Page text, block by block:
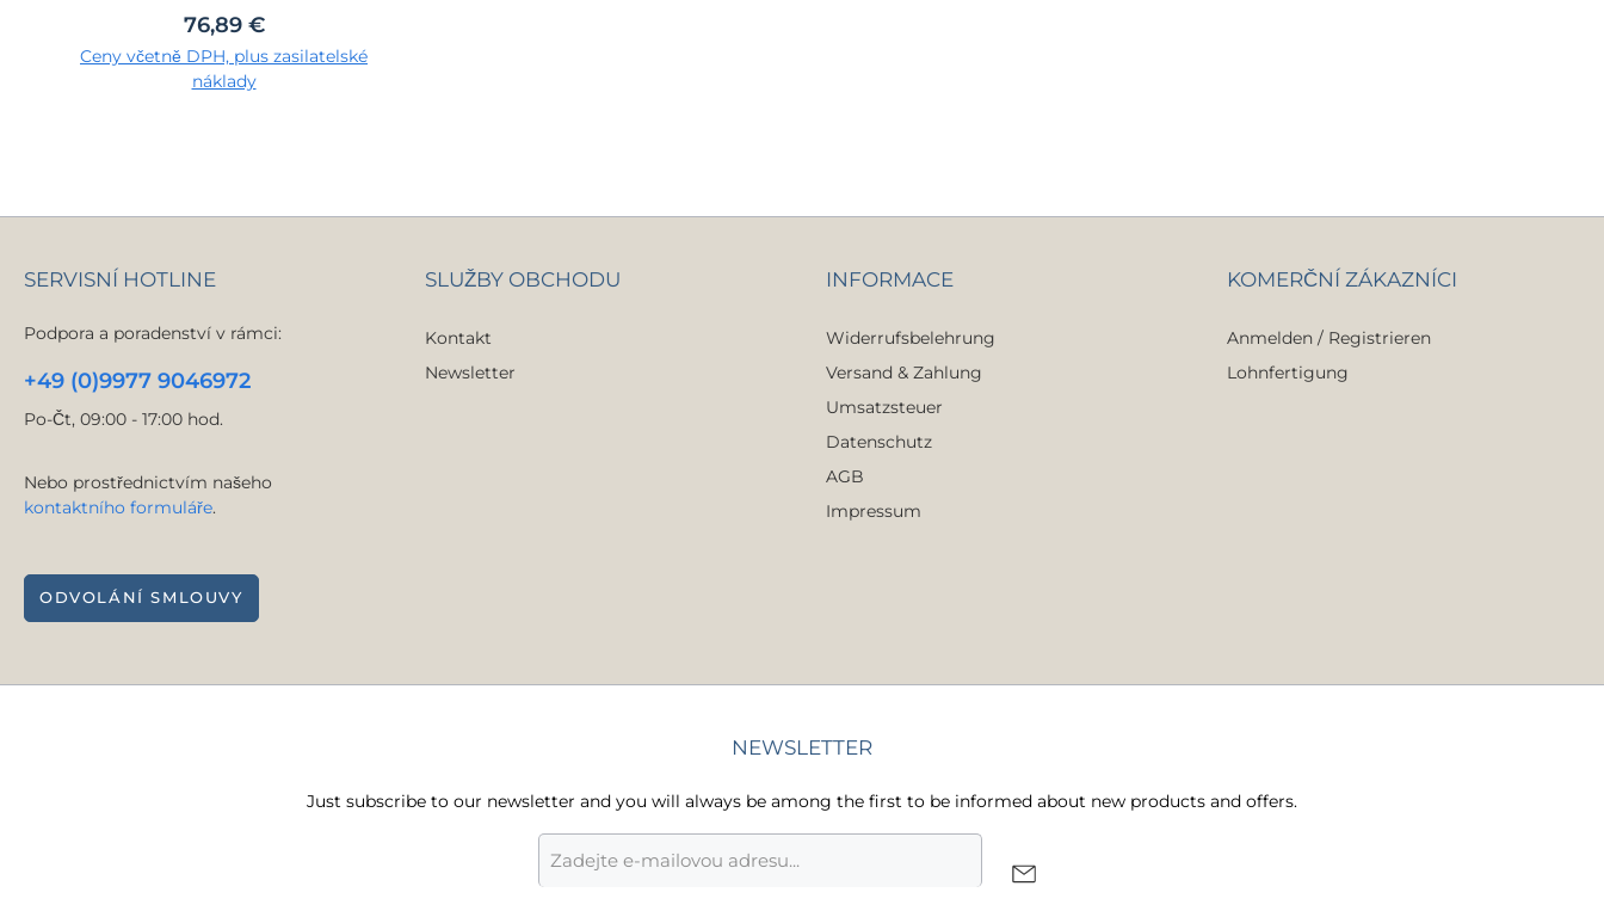
Běžná cena:
76,89 €
Ceny včetně DPH, plus zasilatelské
náklady
SERVISNÍ HOTLINE
Podpora a poradenství v rámci:
+49 (0)9977 9046972
Po-Čt, 09:00 - 17:00 hod.
Nebo prostřednictvím našeho
kontaktního formuláře.
ODVOLÁNÍ SMLOUVY
SLUŽBY OBCHODU
Kontakt
Newsletter
INFORMACE
Widerrufsbelehrung
Versand & Zahlung
Umsatzsteuer
Datenschutz
AGB
Impressum
KOMERČNÍ ZÁKAZNÍCI
Anmelden / Registrieren
Lohnfertigung
NEWSLETTER
Just subscribe to our newsletter and you will always be among the first to be informed about new products and offers.
mailová